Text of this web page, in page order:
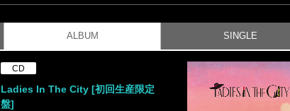
ALBUM SINGLE
CD
Ladies In The City [初回生産限定
盤]